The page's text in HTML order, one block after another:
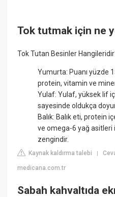
Tok tutmak için ne
Tok Tutan Besinler
Yumurta: Puanı yüzde
protein, vitamin ve
Yulaf: Yulaf, yüksek lif
sayesinde oldukça
Balık: Balık eti, protein
ve omega-6 yağ asitleri
zengindir.
Kaynak kaldırma talebi |
medicana.com.tr
Sabah kahvaltıda